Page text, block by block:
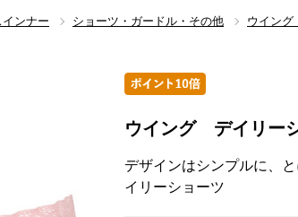
インナー ショーツ・ガードル・その他 ウイン
ウイング デイリー
デザインはシンプルに、
イリーショーツ